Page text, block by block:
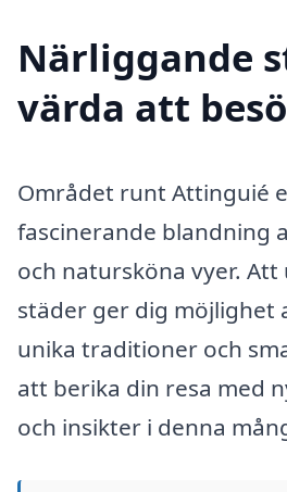
Närliggande
värda att
Området runt Attinguié
fascinerande blandning
och natursköna vyer.
städer ger dig möjlighet
unika traditioner och
att berika din resa med
och insikter i denna